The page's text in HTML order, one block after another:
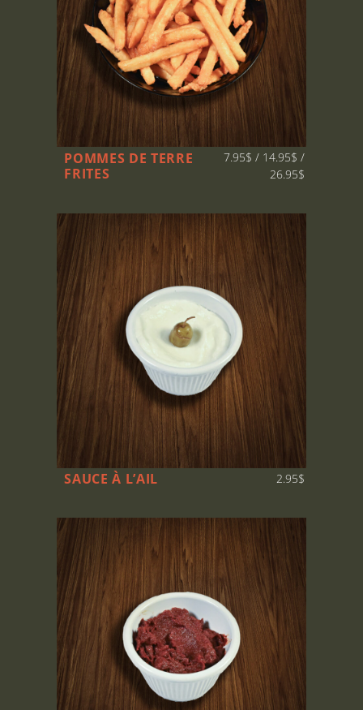
POMMES DE TERRE
FRITES
7.95$ / 14.95$ /
26.95$
SAUCE À L’AIL 2.95$